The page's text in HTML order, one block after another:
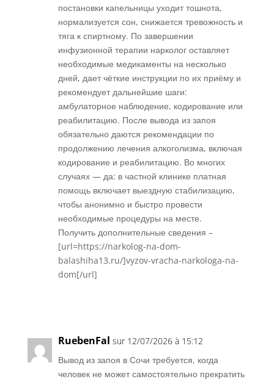
постановки капельницы уходит тошнота,
нормализуется сон, снижается тревожность и
тяга к спиртному. По завершении
инфузионной терапии нарколог оставляет
необходимые медикаменты на несколько
дней, дает чёткие инструкции по их приёму и
рекомендует дальнейшие шаги:
амбулаторное наблюдение, кодирование или
реабилитацию. После вывода из запоя
обязательно даются рекомендации по
продолжению лечения алкоголизма, включая
кодирование и реабилитацию. Во многих
случаях — да: в частной клинике платная
помощь включает выездную стабилизацию,
чтобы анонимно и быстро провести
необходимые процедуры на месте.
Получить дополнительные сведения –
[url=https://narkolog-na-dom-
balashiha13.ru/]vyzov-vracha-narkologa-na-
dom[/url]
RuebenFal sur 12/07/2026 à 15:12
Вывод из запоя в Сочи требуется, когда
человек не может самостоятельно прекратить